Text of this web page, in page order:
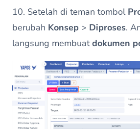
10. Setelah di teman tombol
berubah Konsep > Diproses.
langsung membuatdokumen